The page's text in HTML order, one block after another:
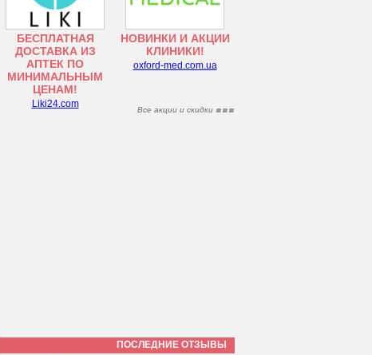
БЕСПЛАТНАЯ
ДОСТАВКА ИЗ
АПТЕК ПО
МИНИМАЛЬНЫМ
ЦЕНАМ!
Liki24.com
НОВИНКИ И АКЦИИ
КЛИНИКИ!
oxford-med.com.ua
Все акции и скидки
ПОСЛЕДНИЕ ОТЗЫВЫ